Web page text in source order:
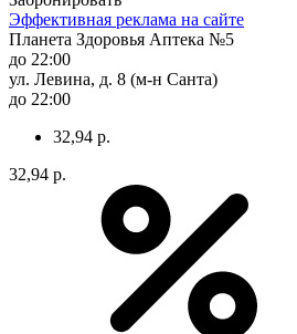
Эффективная реклама на сайте
Планета Здоровья Аптека №5
до 22:00
ул. Левина, д. 8 (м-н Санта)
до 22:00
32,94 р.
32,94 р.